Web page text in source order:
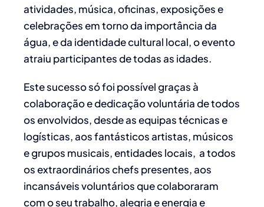
atividades, música, oficinas, exposições e
celebrações em torno da importância da
água, e da identidade cultural local, o evento
atraiu participantes de todas as idades.
Este sucesso só foi possível graças à
colaboração e dedicação voluntária de todos
os envolvidos, desde as equipas técnicas e
logísticas, aos fantásticos artistas, músicos
e grupos musicais, entidades locais, a todos
os extraordinários chefs presentes, aos
incansáveis voluntários que colaboraram
com o seu trabalho, alegria e energia e